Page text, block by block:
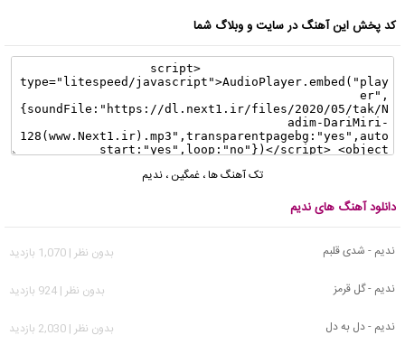
کد پخش این آهنگ در سایت و وبلاگ شما
تک آهنگ ها، غمگین ، ندیم
دانلود آهنگ های ندیم
ندیم - شدی قلبم
بدون نظر | 1,070 بازدید
ندیم - گل قرمز
بدون نظر | 924 بازدید
ندیم - دل به دل
بدون نظر | 2,030 بازدید